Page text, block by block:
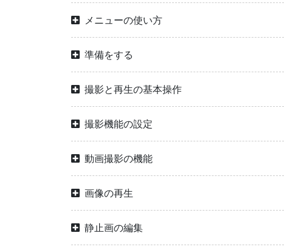
メニューの使い方
準備をする
撮影と再生の基本操作
撮影機能の設定
動画撮影の機能
画像の再生
静止画の編集